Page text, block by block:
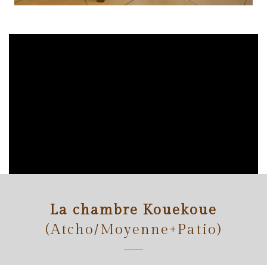
La chambre Kouekoue
(Atcho/Moyenne+Patio)